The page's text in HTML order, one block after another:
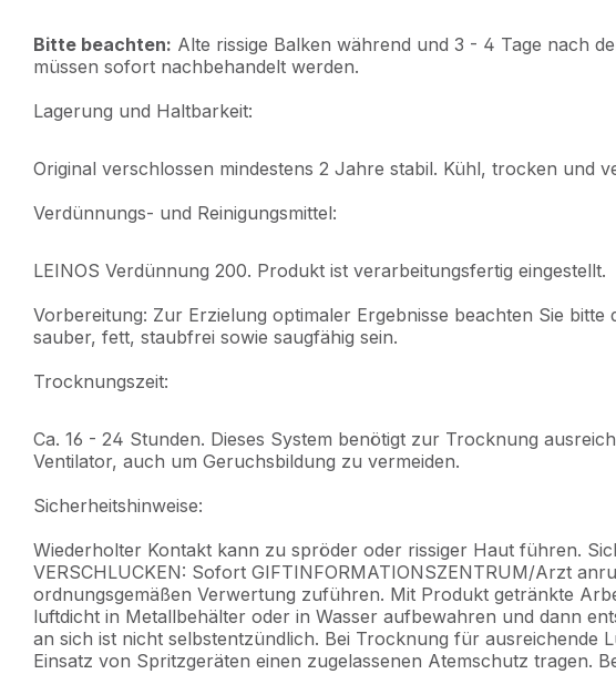
Bitte beachten: Alte rissige Balken während und 3 - 4 Tage nach
müssen sofort nachbehandelt werden.
Lagerung und Haltbarkeit:
Original verschlossen mindestens 2 Jahre stabil. Kühl, trocken und
Verdünnungs- und Reinigungsmittel:
LEINOS Verdünnung 200. Produkt ist verarbeitungsfertig eingestellt.
Vorbereitung: Zur Erzielung optimaler Ergebnisse beachten Sie
sauber, fett, staubfrei sowie saugfähig sein.
Trocknungszeit:
Ca. 16 - 24 Stunden. Dieses System benötigt zur Trocknung
Ventilator, auch um Geruchsbildung zu vermeiden.
Sicherheitshinweise:
Wiederholter Kontakt kann zu spröder oder rissiger Haut führen.
VERSCHLUCKEN: Sofort GIFTINFORMATIONSZENTRUM/Arzt
ordnungsgemäßen Verwertung zuführen. Mit Produkt getränkte
luftdicht in Metallbehälter oder in Wasser aufbewahren und dann
an sich ist nicht selbstentzündlich. Bei Trocknung für
Einsatz von Spritzgeräten einen zugelassenen Atemschutz tragen.